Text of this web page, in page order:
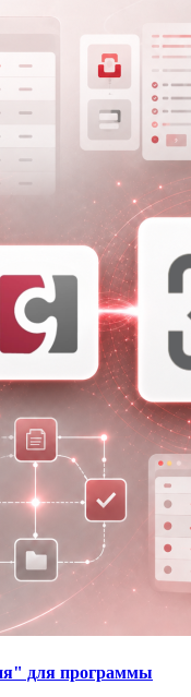
для программы